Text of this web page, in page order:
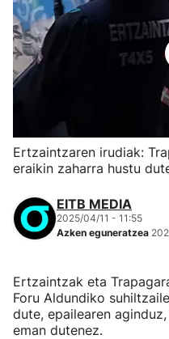
Ertzaintzaren irudiak:
eraikin zaharra hustu
EITB MEDIA
2025/04/11 - 11:55
Azken eguneratzea
Ertzaintzak eta
Foru Aldundiko
dute, epailearen
eman dutenez.